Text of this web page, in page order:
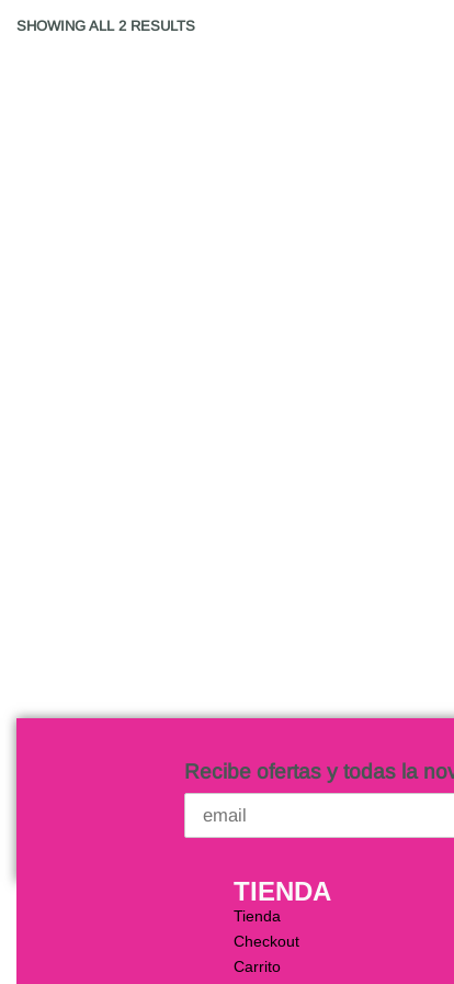
SHOWING ALL 2 RESULTS
Añadir al carritoQUICKVIEW
Recibe ofertas y todas la
TIENDA
Tienda
Checkout
Carrito